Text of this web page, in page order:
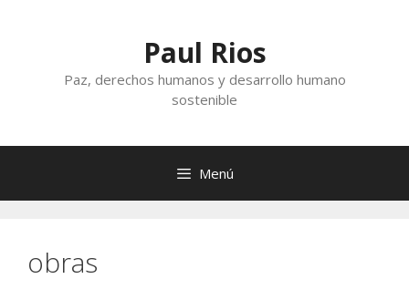
Paul Rios
Paz, derechos humanos y desarrollo humano
sostenible
Menú
obras